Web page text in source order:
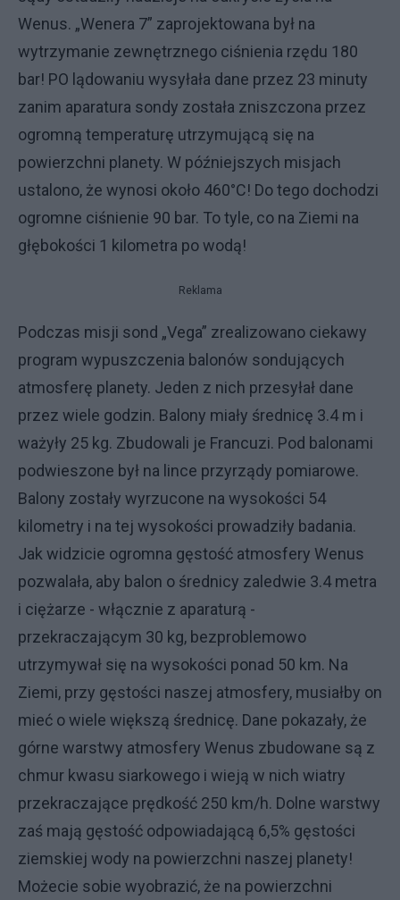
Wenus. „Wenera 7” zaprojektowana był na
wytrzymanie zewnętrznego ciśnienia rzędu 180
bar! PO lądowaniu wysyłała dane przez 23 minuty
zanim aparatura sondy została zniszczona przez
ogromną temperaturę utrzymującą się na
powierzchni planety. W późniejszych misjach
ustalono, że wynosi około 460°C! Do tego dochodzi
ogromne ciśnienie 90 bar. To tyle, co na Ziemi na
głębokości 1 kilometra po wodą!
Reklama
Podczas misji sond „Vega” zrealizowano ciekawy
program wypuszczenia balonów sondujących
atmosferę planety. Jeden z nich przesyłał dane
przez wiele godzin. Balony miały średnicę 3.4 m i
ważyły 25 kg. Zbudowali je Francuzi. Pod balonami
podwieszone był na lince przyrządy pomiarowe.
Balony zostały wyrzucone na wysokości 54
kilometry i na tej wysokości prowadziły badania.
Jak widzicie ogromna gęstość atmosfery Wenus
pozwalała, aby balon o średnicy zaledwie 3.4 metra
i ciężarze - włącznie z aparaturą -
przekraczającym 30 kg, bezproblemowo
utrzymywał się na wysokości ponad 50 km. Na
Ziemi, przy gęstości naszej atmosfery, musiałby on
mieć o wiele większą średnicę. Dane pokazały, że
górne warstwy atmosfery Wenus zbudowane są z
chmur kwasu siarkowego i wieją w nich wiatry
przekraczające prędkość 250 km/h. Dolne warstwy
zaś mają gęstość odpowiadającą 6,5% gęstości
ziemskiej wody na powierzchni naszej planety!
Możecie sobie wyobrazić, że na powierzchni